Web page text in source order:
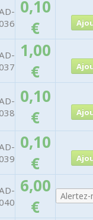
0,10
€
1,00
€
0,10
€
0,10
€
6,00
€